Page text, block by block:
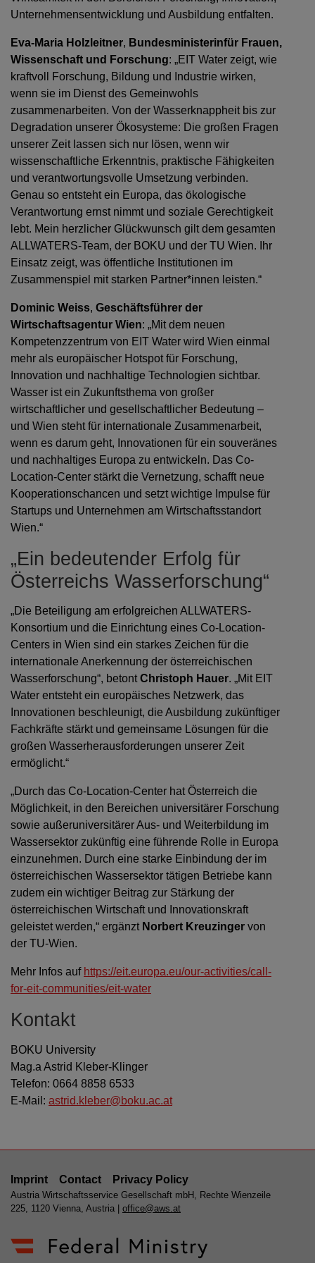
Unternehmensentwicklung und Ausbildung entfalten.
Eva-Maria Holzleitner, Bundesministerinfür Frauen,
Wissenschaft und Forschung: „EIT Water zeigt, wie
kraftvoll Forschung, Bildung und Industrie wirken,
wenn sie im Dienst des Gemeinwohls
zusammenarbeiten. Von der Wasserknappheit bis zur
Degradation unserer Ökosysteme: Die großen Fragen
unserer Zeit lassen sich nur lösen, wenn wir
wissenschaftliche Erkenntnis, praktische Fähigkeiten
und verantwortungsvolle Umsetzung verbinden.
Genau so entsteht ein Europa, das ökologische
Verantwortung ernst nimmt und soziale Gerechtigkeit
lebt. Mein herzlicher Glückwunsch gilt dem gesamten
ALLWATERS-Team, der BOKU und der TU Wien. Ihr
Einsatz zeigt, was öffentliche Institutionen im
Zusammenspiel mit starken Partner*innen leisten.“
Dominic Weiss, Geschäftsführer der
Wirtschaftsagentur Wien: „Mit dem neuen
Kompetenzzentrum von EIT Water wird Wien einmal
mehr als europäischer Hotspot für Forschung,
Innovation und nachhaltige Technologien sichtbar.
Wasser ist ein Zukunftsthema von großer
wirtschaftlicher und gesellschaftlicher Bedeutung –
und Wien steht für internationale Zusammenarbeit,
wenn es darum geht, Innovationen für ein souveränes
und nachhaltiges Europa zu entwickeln. Das Co-
Location-Center stärkt die Vernetzung, schafft neue
Kooperationschancen und setzt wichtige Impulse für
Startups und Unternehmen am Wirtschaftsstandort
Wien.“
„Ein bedeutender Erfolg für
Österreichs Wasserforschung“
„Die Beteiligung am erfolgreichen ALLWATERS-
Konsortium und die Einrichtung eines Co-Location-
Centers in Wien sind ein starkes Zeichen für die
internationale Anerkennung der österreichischen
Wasserforschung“, betontChristoph Hauer. „Mit EIT
Water entsteht ein europäisches Netzwerk, das
Innovationen beschleunigt, die Ausbildung zukünftiger
Fachkräfte stärkt und gemeinsame Lösungen für die
großen Wasserherausforderungen unserer Zeit
ermöglicht.“
„Durch das Co-Location-Center hat Österreich die
Möglichkeit, in den Bereichen universitärer Forschung
sowie außeruniversitärer Aus- und Weiterbildung im
Wassersektor zukünftig eine führende Rolle in Europa
einzunehmen. Durch eine starke Einbindung der im
österreichischen Wassersektor tätigen Betriebe kann
zudem ein wichtiger Beitrag zur Stärkung der
österreichischen Wirtschaft und Innovationskraft
geleistet werden,“ ergänzt Norbert Kreuzinger von
der TU-Wien.
Mehr Infos auf https://eit.europa.eu/our-activities/call-
for-eit-communities/eit-water
Kontakt
BOKU University
Mag.a Astrid Kleber-Klinger
Telefon: 0664 8858 6533
E-Mail: astrid.kleber@boku.ac.at
Imprint Contact Privacy Policy
Austria Wirtschaftsservice Gesellschaft mbH, Rechte Wienzeile
225, 1120 Vienna, Austria | office@aws.at